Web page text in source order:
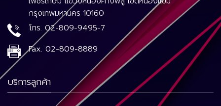
กรุงเทพมหานคร 10160
โทร. 02-809-9495-7
Fax. 02-809-8889
บริการลูกค้า